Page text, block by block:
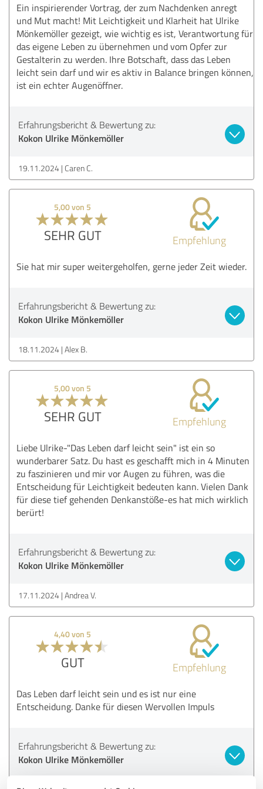
Ein inspirierender Vortrag, der zum Nachdenken anregt
und Mut macht! Mit Leichtigkeit und Klarheit hat Ulrike
Mönkemöller gezeigt, wie wichtig es ist, Verantwortung für
das eigene Leben zu übernehmen und vom Opfer zur
Gestalterin zu werden. Ihre Botschaft, dass das Leben
leicht sein darf und wir es aktiv in Balance bringen können,
ist ein echter Augenöffner.
Erfahrungsbericht & Bewertung zu:
Kokon Ulrike Mönkemöller
19.11.2024 Caren C.
5,00 von 5
SEHR GUT Empfehlung
Sie hat mir super weitergeholfen, gerne jeder Zeit wieder.
Erfahrungsbericht & Bewertung zu:
Kokon Ulrike Mönkemöller
18.11.2024 Alex B.
5,00 von 5
SEHR GUT Empfehlung
Liebe Ulrike-"Das Leben darf leicht sein" ist ein so
wunderbarer Satz. Du hast es geschafft mich in 4 Minuten
zu faszinieren und mir vor Augen zu führen, was die
Entscheidung für Leichtigkeit bedeuten kann. Vielen Dank
für diese tief gehenden Denkanstöße-es hat mich wirklich
berürt!
Erfahrungsbericht & Bewertung zu:
Kokon Ulrike Mönkemöller
17.11.2024 Andrea V.
4,40 von 5
GUT Empfehlung
Das Leben darf leicht sein und es ist nur eine
Entscheidung. Danke für diesen Wervollen Impuls
Erfahrungsbericht & Bewertung zu:
Kokon Ulrike Mönkemöller